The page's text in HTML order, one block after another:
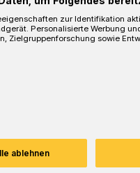
zur Identifikation
Personalisierte Werbung
Zielgruppenforschung sowie
ablehnen